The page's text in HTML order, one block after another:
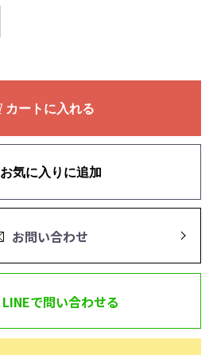
カートに入れる
お気に入りに追加
お問い合わせ
LINEで問い合わせる